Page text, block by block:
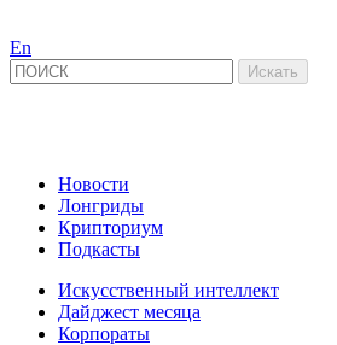
En
Новости
Лонгриды
Крипториум
Подкасты
Искусственный интеллект
Дайджест месяца
Корпораты